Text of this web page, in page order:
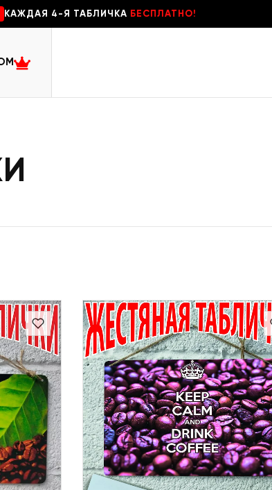
КАЖДАЯ 4-Я ТАБЛИЧКА БЕСПЛАТНО!